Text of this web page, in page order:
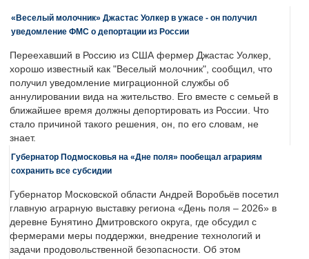
«Веселый молочник» Джастас Уолкер в ужасе - он получил
уведомление ФМС о депортации из России
Переехавший в Россию из США фермер Джастас Уолкер,
хорошо известный как "Веселый молочник", сообщил, что
получил уведомление миграционной службы об
аннулировании вида на жительство. Его вместе с семьей в
ближайшее время должны депортировать из России. Что
стало причиной такого решения, он, по его словам, не
знает.
Губернатор Подмосковья на «Дне поля» пообещал аграриям
сохранить все субсидии
Губернатор Московской области Андрей Воробьёв посетил
главную аграрную выставку региона «День поля – 2026» в
деревне Бунятино Дмитровского округа, где обсудил с
фермерами меры поддержки, внедрение технологий и
задачи продовольственной безопасности. Об этом